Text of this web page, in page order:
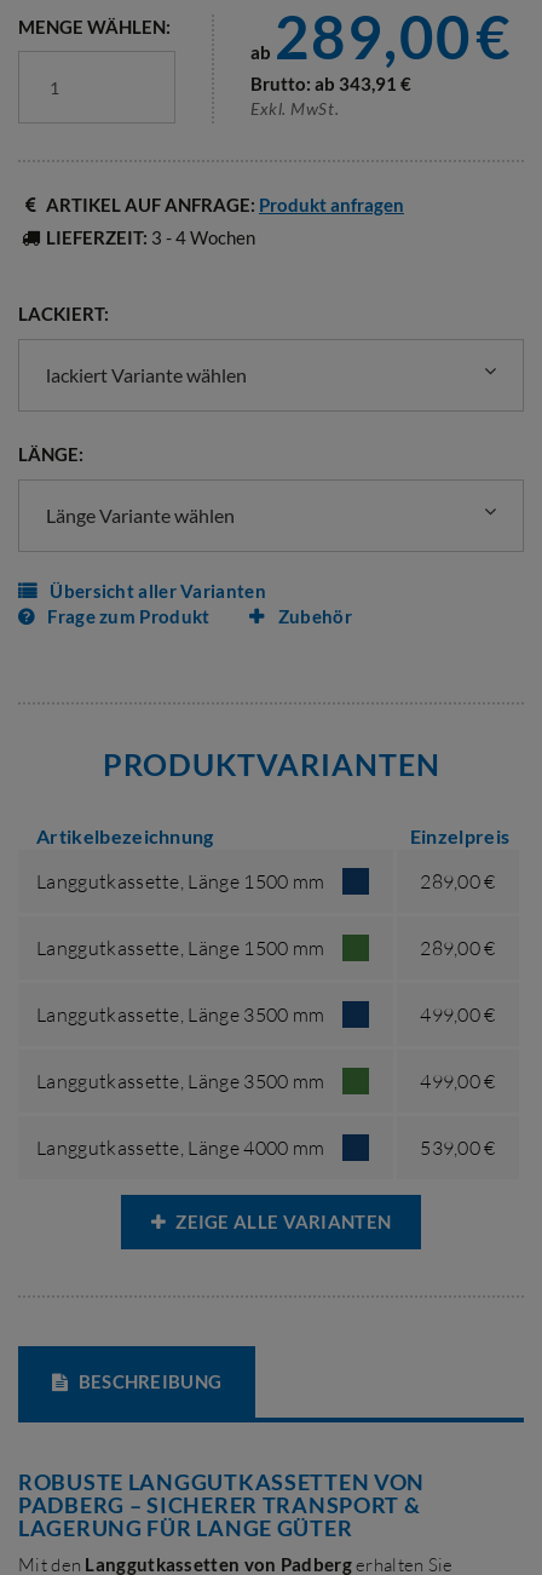
MENGE WÄHLEN:
ab 289,00€
Brutto: ab 343,91 €
Exkl. MwSt.
ARTIKEL AUF ANFRAGE: Produkt anfragen
LIEFERZEIT: 3 - 4 Wochen
LACKIERT:
lackiert Variante wählen
LÄNGE:
Länge Variante wählen
Übersicht aller Varianten
Frage zum Produkt
Zubehör
PRODUKTVARIANTEN
Artikelbezeichnung Einzelpreis
Langgutkassette, Länge 1500 mm 289,00 €
Langgutkassette, Länge 1500 mm 289,00 €
Langgutkassette, Länge 3500 mm 499,00 €
Langgutkassette, Länge 3500 mm 499,00 €
Langgutkassette, Länge 4000 mm 539,00 €
ZEIGE ALLE VARIANTEN
BESCHREIBUNG
ROBUSTE LANGGUTKASSETTEN VON
PADBERG – SICHERER TRANSPORT &
LAGERUNG FÜR LANGE GÜTER
Mit den Langgutkassetten von Padbergerhalten Sie